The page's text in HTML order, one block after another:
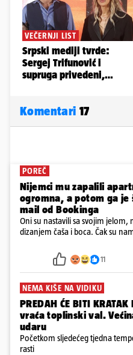
Komentari 17
POREČ
Nijemci mu zapalili
ogromna, a potom ga je
mail od Bookinga
Oni su nastavili sa svojim jelom,
dizanjem čaša i boca. Čak su
požar, rekao je vlasnik
11
NEMA KIŠE NA VIDIKU
PREDAH ĆE BITI
vraća toplinski val.
udaru
Početkom sljedećeg tjedna
rasti